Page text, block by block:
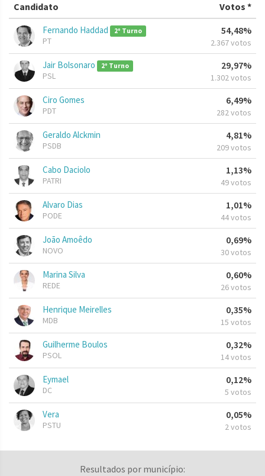
Candidato Votos *
Fernando Haddad 2º Turno
PT
54,48%
2.367 votos
Jair Bolsonaro 2º Turno
PSL
29,97%
1.302 votos
Ciro Gomes
PDT
6,49%
282 votos
Geraldo Alckmin
PSDB
4,81%
209 votos
Cabo Daciolo
PATRI
1,13%
49 votos
Alvaro Dias
PODE
1,01%
44 votos
João Amoêdo
NOVO
0,69%
30 votos
Marina Silva
REDE
0,60%
26 votos
Henrique Meirelles
MDB
0,35%
15 votos
Guilherme Boulos
PSOL
0,32%
14 votos
Eymael
DC
0,12%
5 votos
Vera
PSTU
0,05%
2 votos
Resultados por município: